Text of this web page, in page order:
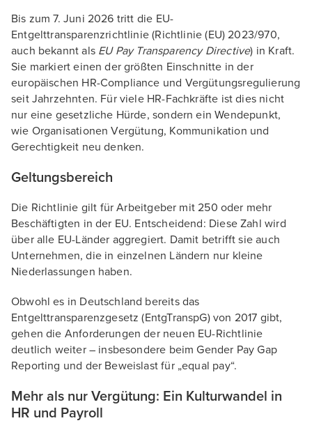
Bis zum 7. Juni 2026 tritt die EU-
Entgelttransparenzrichtlinie (Richtlinie (EU) 2023/970,
auch bekannt als EU Pay Transparency Directive) in Kraft.
Sie markiert einen der größten Einschnitte in der
europäischen HR-Compliance und Vergütungsregulierung
seit Jahrzehnten. Für viele HR-Fachkräfte ist dies nicht
nur eine gesetzliche Hürde, sondern ein Wendepunkt,
wie Organisationen Vergütung, Kommunikation und
Gerechtigkeit neu denken.
Geltungsbereich
Die Richtlinie gilt für Arbeitgeber mit 250 oder mehr
Beschäftigten in der EU. Entscheidend: Diese Zahl wird
über alle EU-Länder aggregiert. Damit betrifft sie auch
Unternehmen, die in einzelnen Ländern nur kleine
Niederlassungen haben.
Obwohl es in Deutschland bereits das
Entgelttransparenzgesetz (EntgTranspG) von 2017 gibt,
gehen die Anforderungen der neuen EU-Richtlinie
deutlich weiter – insbesondere beim Gender Pay Gap
Reporting und der Beweislast für „equal pay“.
Mehr als nur Vergütung: Ein Kulturwandel in
HR und Payroll